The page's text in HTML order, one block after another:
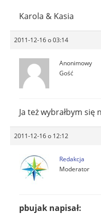
Karola & Kasia
2011-12-16 o 03:14
Anonimowy
Gość
Ja też wybrałbym się
2011-12-16 o 12:12
Redakcja
Moderator
pbujak napisał: